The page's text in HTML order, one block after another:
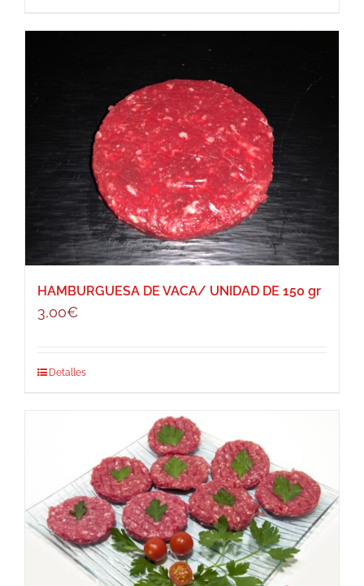
HAMBURGUESA DE VACA/ UNIDAD DE 150 gr
3,00€
Detalles